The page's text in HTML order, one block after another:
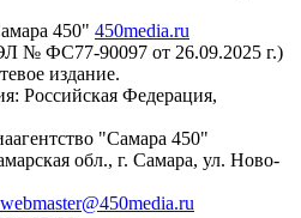
450" 450media.ru
№ ФС77-90097 от 26.09.2025 г.)
издание.
Российская Федерация,
"Самара 450"
обл., г. Самара, ул. Ново-
webmaster@450media.ru